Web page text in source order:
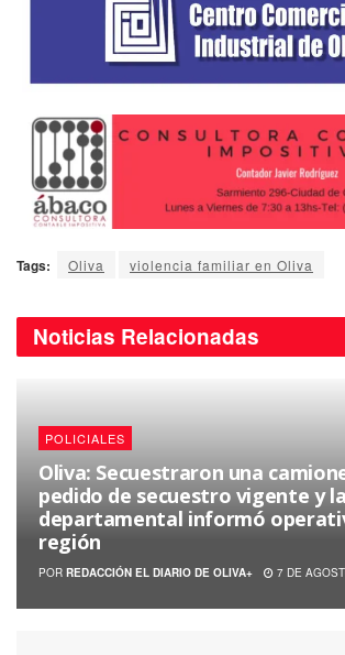
Tags: Oliva violencia familiar en Oliva
Noticias Relacionadas
POLICIALES
Oliva: Secuestraron una
pedido de secuestro vigente y la
departamental informó
región
POR REDACCIÓN EL DIARIO DE OLIVA+ 7 DE